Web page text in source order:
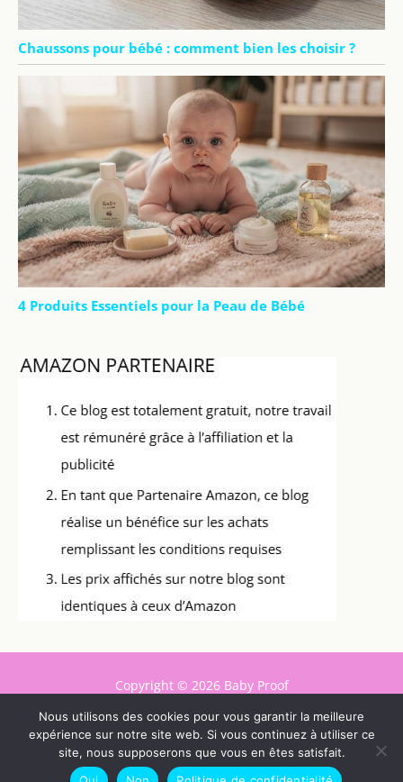
Chaussons pour bébé : comment bien les choisir ?
4 Produits Essentiels pour la Peau de Bébé
Copyright © 2026 Baby Proof
Contact
Mentions légales
Politique de confidentialité
Nous utilisons des cookies pour vous garantir la meilleure
expérience sur notre site web. Si vous continuez à utiliser ce
site, nous supposerons que vous en êtes satisfait.